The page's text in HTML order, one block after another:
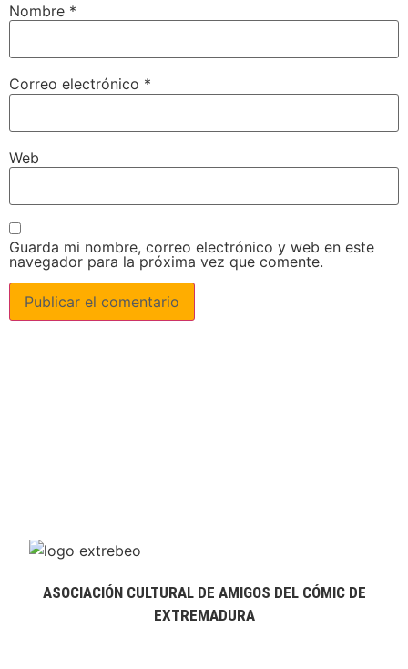
Nombre *
Correo electrónico *
Web
Guarda mi nombre, correo electrónico y web en este
navegador para la próxima vez que comente.
ASOCIACIÓN CULTURAL DE AMIGOS DEL CÓMIC DE
EXTREMADURA